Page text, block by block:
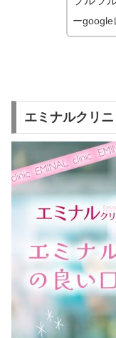
ーgoogle
エミナルクリ